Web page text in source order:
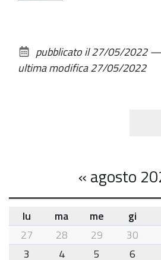
documento
pubblicato il27/05/2022—
ultima modifica27/05/2022
«agosto
month-
8
lu ma me gi
27
28 29 30
3
4 5 6